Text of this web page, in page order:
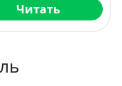
Читать